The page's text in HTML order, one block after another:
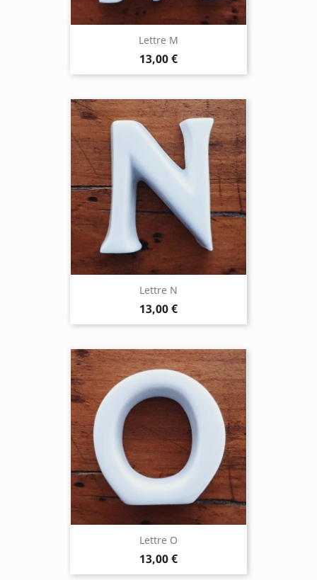
Lettre M
13,00 €
Lettre N
13,00 €
Lettre O
13,00 €